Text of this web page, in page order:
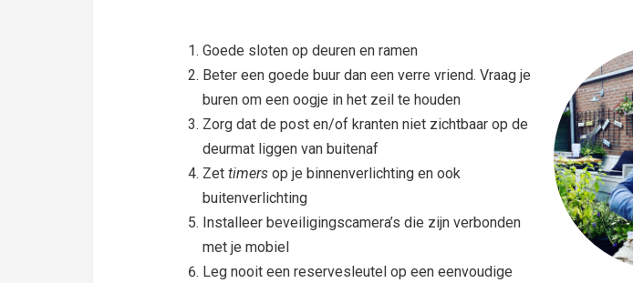
Goede sloten op deuren en ramen
Beter een goede buur dan een verre vriend. Vraag je
buren om een oogje in het zeil te houden
Zorg dat de post en/of kranten niet zichtbaar op de
deurmat liggen van buitenaf
Zet timers op je binnenverlichting en ook
buitenverlichting
Installeer beveiligingscamera’s die zijn verbonden
met je mobiel
Leg nooit een reservesleutel op een eenvoudige